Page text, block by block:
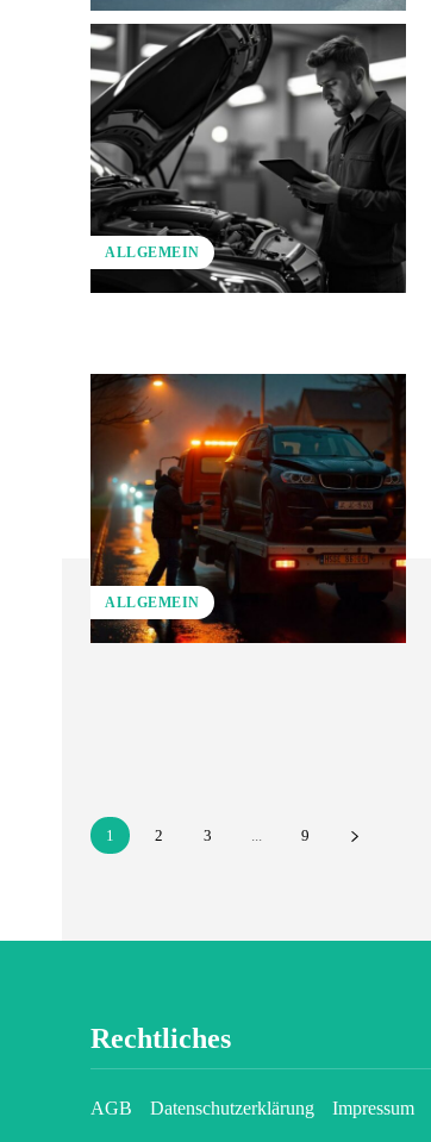
ALLGEMEIN
ALLGEMEIN
1 2 3 ... 9
Rechtliches
AGB Datenschutzerklärung Impressum